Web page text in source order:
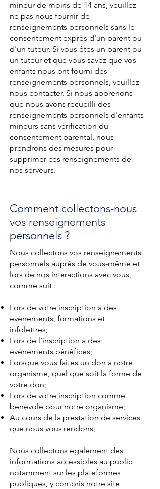
mineur de moins de 14 ans, veuillez
ne pas nous fournir de
renseignements personnels sans le
consentement exprès d'un parent ou
d'un tuteur. Si vous êtes un parent ou
un tuteur et que vous savez que vos
enfants nous ont fourni des
renseignements personnels, veuillez
nous contacter. Si nous apprenons
que nous avons recueilli des
renseignements personnels d'enfants
mineurs sans vérification du
consentement parental, nous
prendrons des mesures pour
supprimer ces renseignements de
nos serveurs.
Comment collectons-nous
vos renseignements
personnels ?
Nous collectons vos renseignements
personnels auprès de vous-même et
lors de nos interactions avec vous,
comme suit :
Lors de votre inscription à des
événements, formations et
infolettres;
Lors de l’inscription à des
évènements bénéfices;
Lorsque vous faites un don à notre
organisme, quel que soit la forme de
votre don;
Lors de votre inscription comme
bénévole pour notre organisme;
Au cours de la prestation de services
que nous vous rendons;
Nous collectons également des
informations accessibles au public
notamment sur les plateformes
publiques, y compris notre site